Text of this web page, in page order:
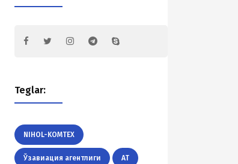
Teglar:
NIHOL-KOMTEX
Ўзавиация агентлиги АТ